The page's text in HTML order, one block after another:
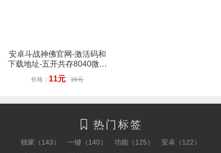
安卓斗战神佛官网-激活码和
下载地址-五开共存8040微信
版本-7天退换
价格： 11元 16元
 热门标签
独家（143） 一键（140） 功能（125）
安卓（122）